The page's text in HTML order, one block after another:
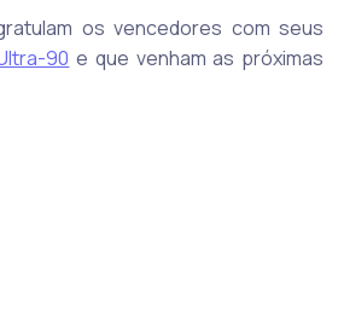
os vencedores com seus
90 e que venham as próximas